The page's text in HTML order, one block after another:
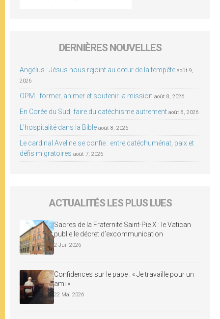
DERNIÈRES NOUVELLES
Angélus : Jésus nous rejoint au cœur de la tempête août 9,
2026
OPM : former, animer et soutenir la mission août 8, 2026
En Corée du Sud, faire du catéchisme autrement août 8, 2026
L’hospitalité dans la Bible août 8, 2026
Le cardinal Aveline se confie : entre catéchuménat, paix et
défis migratoires août 7, 2026
ACTUALITÉS LES PLUS LUES
Sacres de la Fraternité Saint-Pie X : le Vatican
publie le décret d’excommunication
2 Juil 2026
Confidences sur le pape : « Je travaille pour un
ami »
22 Mai 2026